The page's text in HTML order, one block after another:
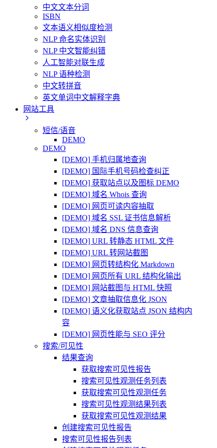
中文文本分词
ISBN
文本语义相似度检测
NLP 命名实体识别
NLP 中文智能纠错
人工智能对联生成
NLP 语种检测
中文转拼音
英文单词中文解释字典
网站工具
短信/语音
DEMO
DEMO
[DEMO] 手机归属地查询
[DEMO] 国际手机号码检查纠正
[DEMO] 获取站点以及图标 DEMO
[DEMO] 域名 Whois 查询
[DEMO] 网页可读内容抽取
[DEMO] 域名 SSL 证书信息解析
[DEMO] 域名 DNS 信息查询
[DEMO] URL 转静态 HTML 文件
[DEMO] URL 转网站截图
[DEMO] 网页转结构化 Markdown
[DEMO] 网页所有 URL 结构化输出
[DEMO] 网站截图与 HTML 快照
[DEMO] 文章抽取信息化 JSON
[DEMO] 语义化获取站点 JSON 结构内
容
[DEMO] 网页性能与 SEO 评分
搜索/可见性
结果查询
获取搜索可见性报告
搜索可见性观测任务列表
获取搜索可见性观测任务
搜索可见性观测结果列表
获取搜索可见性观测结果
创建搜索可见性报告
搜索可见性报告列表